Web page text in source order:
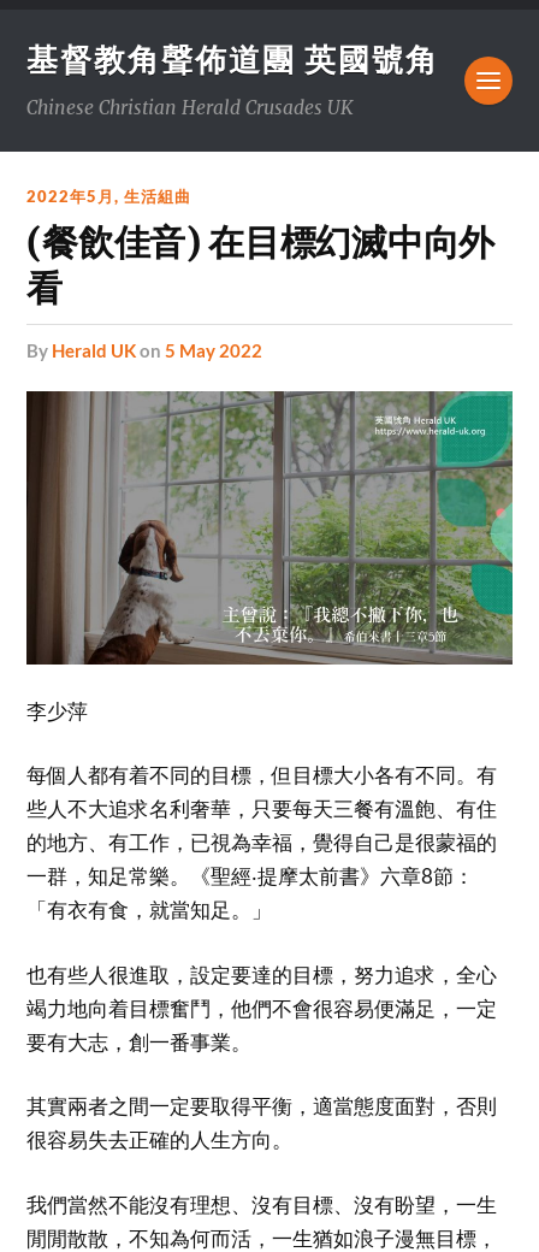
基督教角聲佈道團 英國號角
Chinese Christian Herald Crusades UK
2022年5月,生活組曲
(餐飲佳音) 在目標幻滅中向外
看
by Herald UKon5 May 2022
李少萍
每個人都有着不同的目標，但目標大小各有不同。有
些人不大追求名利奢華，只要每天三餐有溫飽、有住
的地方、有工作，已視為幸福，覺得自己是很蒙福的
一群，知足常樂。《聖經‧提摩太前書》六章8節：
「有衣有食，就當知足。」
也有些人很進取，設定要達的目標，努力追求，全心
竭力地向着目標奮鬥，他們不會很容易便滿足，一定
要有大志，創一番事業。
其實兩者之間一定要取得平衡，適當態度面對，否則
很容易失去正確的人生方向。
我們當然不能沒有理想、沒有目標、沒有盼望，一生
閒閒散散，不知為何而活，一生猶如浪子漫無目標，